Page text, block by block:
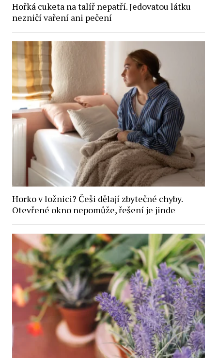
Hořká cuketa na talíř nepatří. Jedovatou látku
nezničí vaření ani pečení
Horko v ložnici? Češi dělají zbytečné chyby.
Otevřené okno nepomůže, řešení je jinde